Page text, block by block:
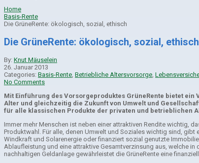
Home
Basis-Rente
Die GrüneRente: ökologisch, sozial, ethisch
Die GrüneRente: ökologisch, sozial, ethisch
By: Knut Mäuselein
26. Januar 2013
Categories: Basis-Rente Betriebliche Altersvorsorge
No Comments
Mit Einführung des Vorsorgeproduktes GrüneRente bietet
Alter und gleichzeitig die Zukunft von Umwelt und
für alle klassischen Produkte der privaten und betrieblichen
Immer mehr Menschen ist neben einer attraktiven Rendite wichtig,
Produktwahl. Für alle, denen Umwelt und Soziales wichtig sind,
Windkraft und Solarenergie oder finanziert sozial genutzte
Ablaufleistung und eine attraktive Gesamtverzinsung aus, welche
nachhaltigen Geldanlage gewährleistet die GrüneRente eine